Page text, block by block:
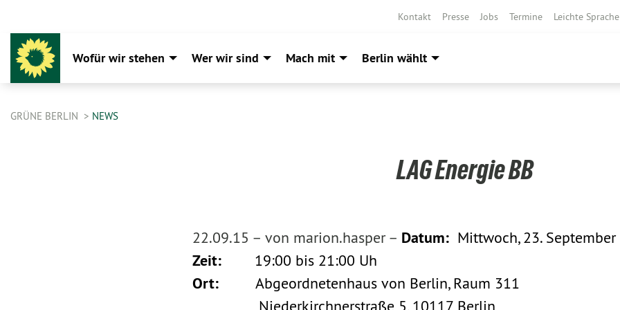
Kontakt Presse Jobs Termine Leichte Sprache
Wofür wir stehen Wer wir sind Mach mit Berlin wählt
GRÜNE BERLIN NEWS
LAG Energie BB
22.09.15 – von marion.hasper – Datum: Mittwoch, 23.
Zeit:19:00 bis 21:00 Uh
Ort:Abgeordnetenhaus von Berlin, Raum 311
Niederkirchnerstraße 5, 10117 Berlin